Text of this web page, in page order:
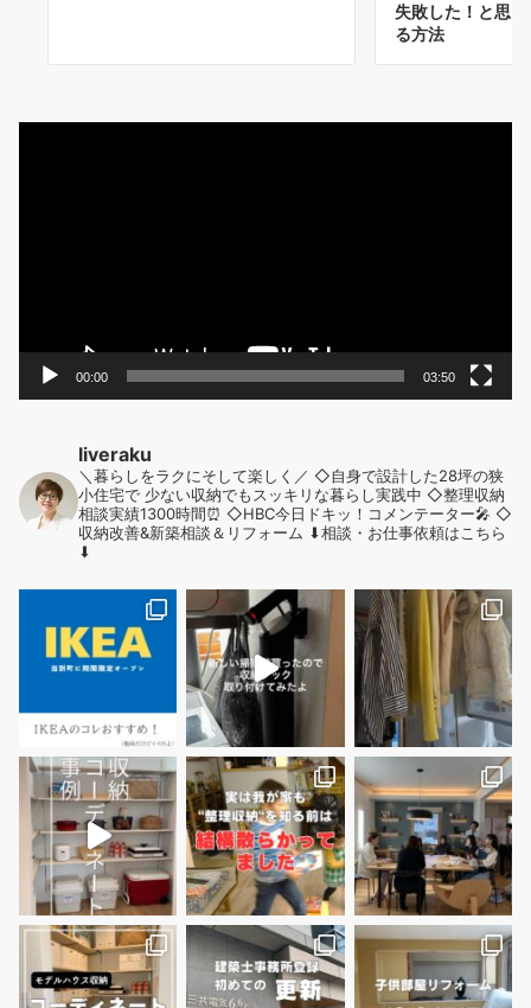
失敗した！と思
る方法
00:00 03:50
liveraku
＼暮らしをラクにそして楽しく／ ◇自身で設計した28坪の狭
小住宅で 少ない収納でもスッキリな暮らし実践中 ◇整理収納
相談実績1300時間⏰ ◇HBC今日ドキッ！コメンテーター🎤 ◇
収納改善&新築相談＆リフォーム ⬇︎相談・お仕事依頼はこちら
⬇︎